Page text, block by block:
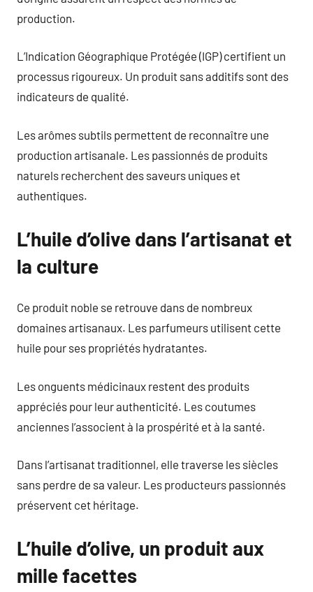
production.
L’Indication Géographique Protégée (IGP) certifient un
processus rigoureux. Un produit sans additifs sont des
indicateurs de qualité.
Les arômes subtils permettent de reconnaître une
production artisanale. Les passionnés de produits
naturels recherchent des saveurs uniques et
authentiques.
L’huile d’olive dans l’artisanat et
la culture
Ce produit noble se retrouve dans de nombreux
domaines artisanaux. Les parfumeurs utilisent cette
huile pour ses propriétés hydratantes.
Les onguents médicinaux restent des produits
appréciés pour leur authenticité. Les coutumes
anciennes l’associent à la prospérité et à la santé.
Dans l’artisanat traditionnel, elle traverse les siècles
sans perdre de sa valeur. Les producteurs passionnés
préservent cet héritage.
L’huile d’olive, un produit aux
mille facettes